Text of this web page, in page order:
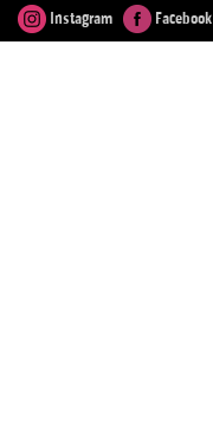
Instagram Facebook